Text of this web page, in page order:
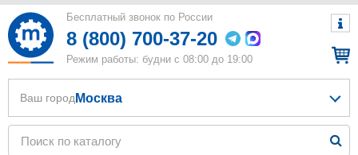
Бесплатный звонок по России
8 (800) 700-37-20
Режим работы: будни с 08:00 до 19:00
Ваш город Москва